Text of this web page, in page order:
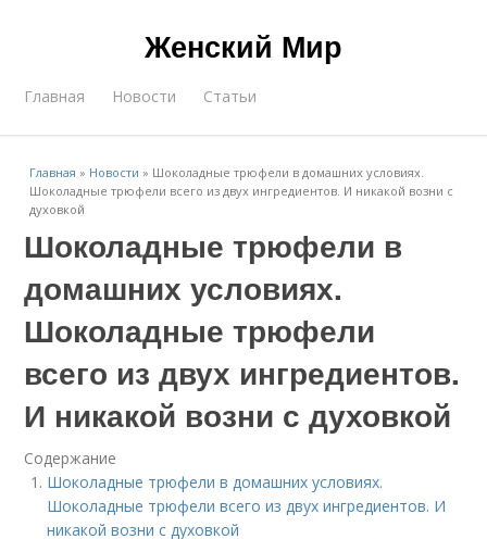
Женский Мир
Главная Новости Статьи
Главная » Новости » Шоколадные трюфели в домашних условиях.
Шоколадные трюфели всего из двух ингредиентов. И никакой возни с
духовкой
Шоколадные трюфели в
домашних условиях.
Шоколадные трюфели
всего из двух ингредиентов.
И никакой возни с духовкой
Содержание
Шоколадные трюфели в домашних условиях.
Шоколадные трюфели всего из двух ингредиентов. И
никакой возни с духовкой